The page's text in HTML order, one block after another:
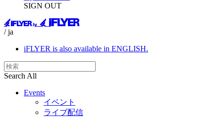
SIGN OUT
/ ja
iFLYER is also available in ENGLISH.
Search All
Events
イベント
ライブ配信